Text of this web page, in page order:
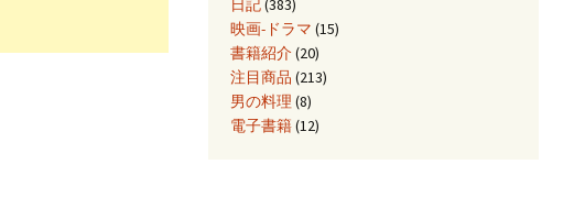
映画-ドラマ (15)
書籍紹介(20)
注目商品 (213)
男の料理 (8)
電子書籍(12)